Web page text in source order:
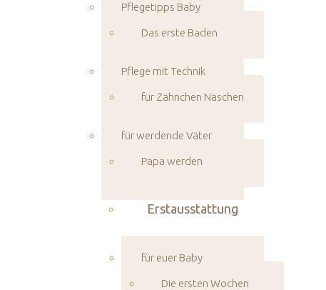
Pflegetipps Baby
Das erste Baden
Pflege mit Technik
für Zähnchen Näschen
für werdende Väter
Papa werden
Erstausstattung
für euer Baby
Die ersten Wochen